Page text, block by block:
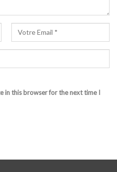
in this browser for the next time I